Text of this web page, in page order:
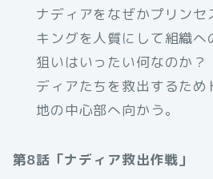
ナディアをなぜかプリンセ
キングを人質にして組織へ
狙いはいったい何なのか
ディアたちを救出するた
地の中心部へ向かう。
第8話「ナディア救出作戦」